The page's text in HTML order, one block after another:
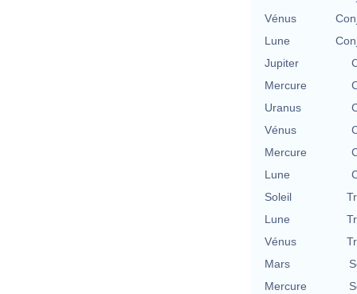
Vénus
Lune
Jupiter
Mercure
Uranus
Vénus
Mercure
Lune
Soleil
Lune
Vénus
Mars
Mercure